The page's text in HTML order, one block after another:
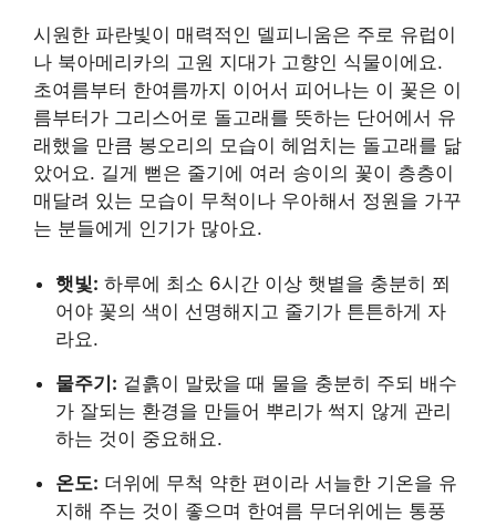
시원한 파란빛이 매력적인 델피니움은 주로 유럽이
나 북아메리카의 고원 지대가 고향인 식물이에요.
초여름부터 한여름까지 이어서 피어나는 이 꽃은 이
름부터가 그리스어로 돌고래를 뜻하는 단어에서 유
래했을 만큼 봉오리의 모습이 헤엄치는 돌고래를 닮
았어요. 길게 뻗은 줄기에 여러 송이의 꽃이 층층이
매달려 있는 모습이 무척이나 우아해서 정원을 가꾸
는 분들에게 인기가 많아요.
햇빛: 하루에 최소 6시간 이상 햇볕을 충분히 쬐
어야 꽃의 색이 선명해지고 줄기가 튼튼하게 자
라요.
물주기: 겉흙이 말랐을 때 물을 충분히 주되 배수
가 잘되는 환경을 만들어 뿌리가 썩지 않게 관리
하는 것이 중요해요.
온도: 더위에 무척 약한 편이라 서늘한 기온을 유
지해 주는 것이 좋으며 한여름 무더위에는 통풍